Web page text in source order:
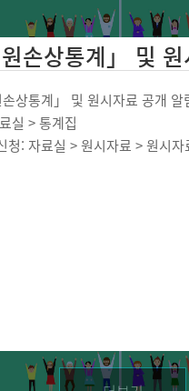
상통계」 및 원시자료 공개 알
실 > 통계집
: 자료실 > 원시자료 > 원시자